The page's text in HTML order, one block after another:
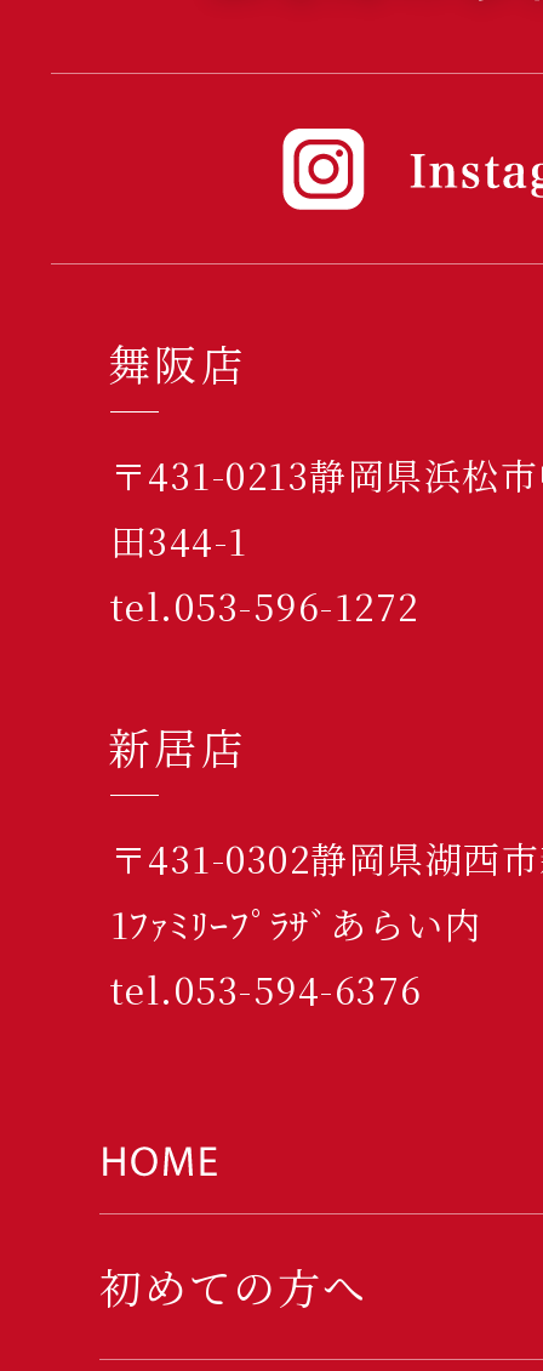
舞阪店
〒431-0213静岡県浜松
田344-1
tel.053-596-1272
新居店
〒431-0302静岡県湖西
1ﾌｧﾐﾘｰﾌﾟﾗｻﾞあらい内
tel.053-594-6376
初めての方へ